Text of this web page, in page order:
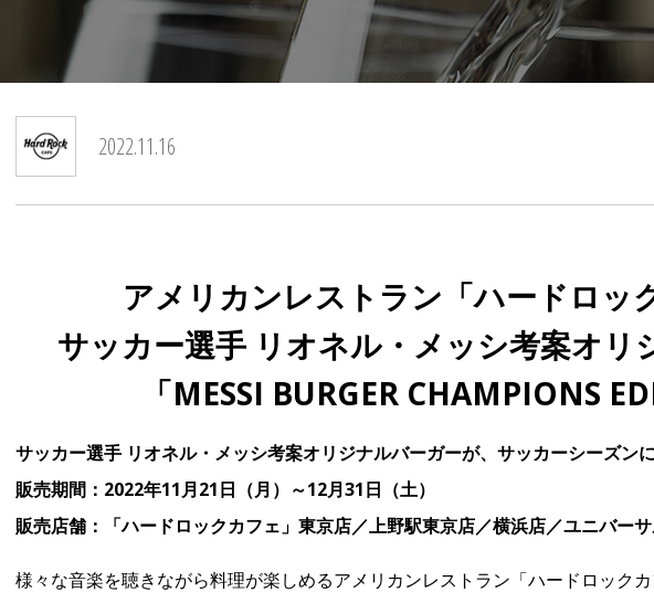
2022.11.16
アメリカンレストラン「ハードロッ
サッカー選手 リオネル・メッシ考案オリ
「MESSI BURGER CHAMPIONS
サッカー選手 リオネル・メッシ考案オリジナルバーガーが、サッカーシーズン
販売期間：2022年11月21日（月）～12月31日（土）
販売店舗：「ハードロックカフェ」東京店／上野駅東京店／横浜店／ユニバー
様々な音楽を聴きながら料理が楽しめるアメリカンレストラン「ハードロック